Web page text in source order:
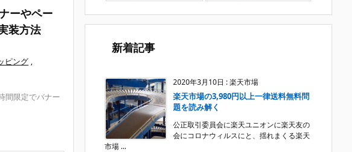
ーやペー
装方法
ピング ,
間限定でバナー
新着記事
2020年3月10日 :楽天市場
楽天市場の3,980円以上一律送料無料問
題を読み解く
公正取引委員会に楽天ユニオンに楽天友の
会にコロナウィルスにと、揺れまくる楽天
市場 ...